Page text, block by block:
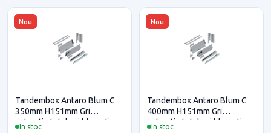
Nou
In stoc
Tandembox Antaro Blum C
350mm H151mm Gri
extractie totala si blumotion
Nou
In stoc
Tandembox Antaro Blum C
400mm H151mm Gri
extractie totala si blumotion